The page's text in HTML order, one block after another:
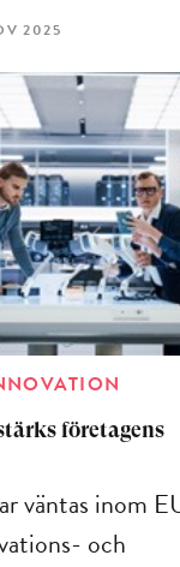
2025
företagens
väntas inom
och